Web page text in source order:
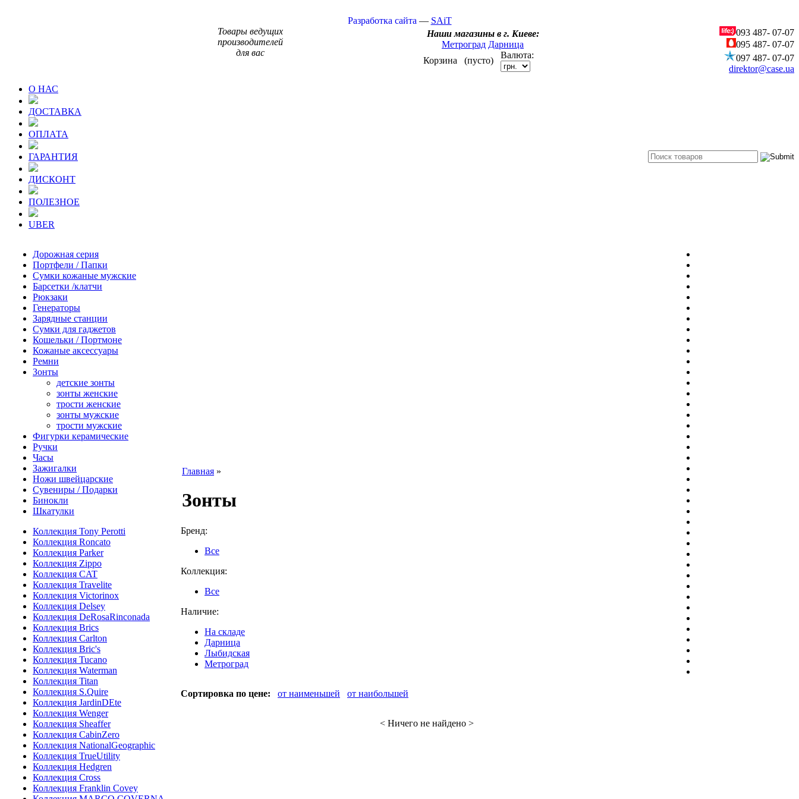
Разработка сайта — SAiT
Товары ведущих
производителей
для вас
Наши магазины в г. Киеве:
Метроград Дарница
Корзина
(пусто)
Валюта:
093 487- 07-07
095 487- 07-07
097 487- 07-07
direktor@case.ua
О НАС
ДОСТАВКА
ОПЛАТА
ГАРАНТИЯ
ДИСКОНТ
ПОЛЕЗНОЕ
UBER
Дорожная серия
Портфели / Папки
Сумки кожаные мужские
Барсетки /клатчи
Рюкзаки
Генераторы
Зарядные станции
Сумки для гаджетов
Кошельки / Портмоне
Кожаные аксессуары
Ремни
Зонты
детские зонты
зонты женские
трости женские
зонты мужские
трости мужские
Фигурки керамические
Ручки
Часы
Зажигалки
Ножи швейцарские
Сувениры / Подарки
Бинокли
Шкатулки
Коллекция Tony Perotti
Коллекция Roncato
Коллекция Parker
Коллекция Zippo
Коллекция CAT
Коллекция Travelite
Коллекция Victorinox
Коллекция Delsey
Коллекция DeRosaRinconada
Коллекция Brics
Коллекция Carlton
Коллекция Bric's
Коллекция Tucano
Коллекция Waterman
Коллекция Titan
Коллекция S.Quire
Коллекция JardinDEte
Коллекция Wenger
Коллекция Sheaffer
Коллекция CabinZero
Коллекция NationalGeographic
Коллекция TrueUtility
Коллекция Hedgren
Коллекция Cross
Коллекция Franklin Covey
Главная »
Зонты
Бренд:
Все
Коллекция:
Все
Наличие:
На складе
Дарница
Лыбидская
Метроград
Сортировка по цене: от наименьшей от наибольшей
< Ничего не найдено >